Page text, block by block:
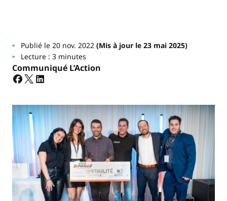
Publié le 20 nov. 2022(Mis à jour le 23 mai 2025)
Lecture : 3 minutes
Communiqué L’Action